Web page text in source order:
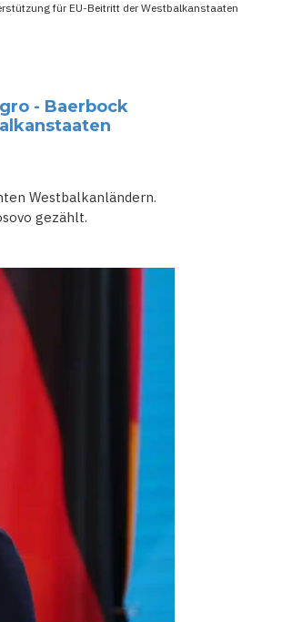
für EU-Beitritt der Westbalkanstaaten
- Baerbock
Westbalkanländern.
gezählt.